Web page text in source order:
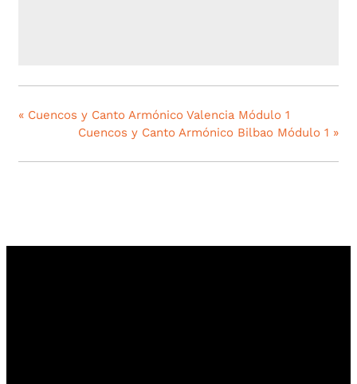
« Cuencos y Canto Armónico Valencia Módulo 1
Cuencos y Canto Armónico Bilbao Módulo 1 »